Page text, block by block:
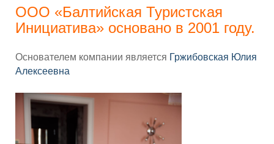
ООО «Балтийская Туристская
Инициатива» основано в 2001 году.
Основателем компании является Гржибовская Юлия
Алексеевна